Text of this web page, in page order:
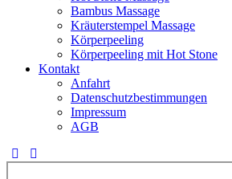
Bambus Massage
Kräuterstempel Massage
Körperpeeling
Körperpeeling mit Hot Stone
Kontakt
Anfahrt
Datenschutzbestimmungen
Impressum
AGB
instagramfacebook-
1